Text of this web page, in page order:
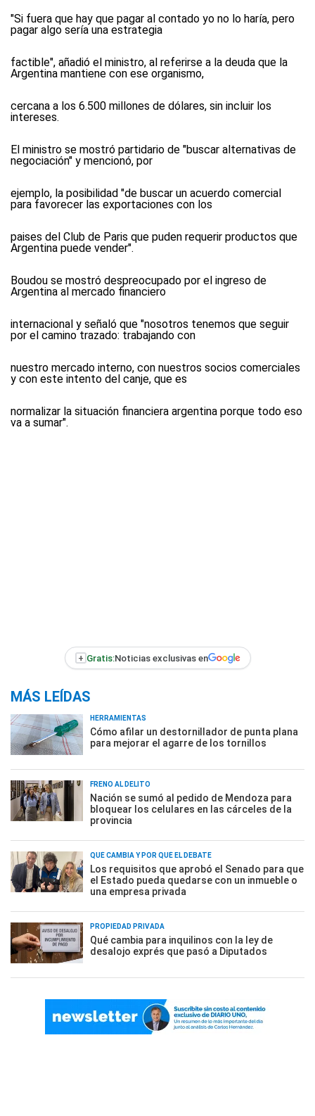
"Si fuera que hay que pagar al contado yo no lo haría, pero
pagar algo sería una estrategia
factible", añadió el ministro, al referirse a la deuda que la
Argentina mantiene con ese organismo,
cercana a los 6.500 millones de dólares, sin incluir los
intereses.
El ministro se mostró partidario de "buscar alternativas de
negociación" y mencionó, por
ejemplo, la posibilidad "de buscar un acuerdo comercial
para favorecer las exportaciones con los
paises del Club de Paris que puden requerir productos que
Argentina puede vender".
Boudou se mostró despreocupado por el ingreso de
Argentina al mercado financiero
internacional y señaló que "nosotros tenemos que seguir
por el camino trazado: trabajando con
nuestro mercado interno, con nuestros socios comerciales
y con este intento del canje, que es
normalizar la situación financiera argentina porque todo eso
va a sumar".
+ Gratis:Noticias exclusivas en
MÁS LEÍDAS
HERRAMIENTAS
Cómo afilar un destornillador de punta plana
para mejorar el agarre de los tornillos
FRENO AL DELITO
Nación se sumó al pedido de Mendoza para
bloquear los celulares en las cárceles de la
provincia
QUÉ CAMBIA Y POR QUÉ EL DEBATE
Los requisitos que aprobó el Senado para que
el Estado pueda quedarse con un inmueble o
una empresa privada
PROPIEDAD PRIVADA
Qué cambia para inquilinos con la ley de
desalojo exprés que pasó a Diputados